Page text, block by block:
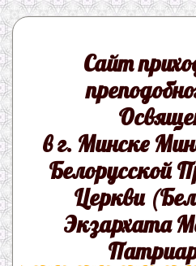
Сайт
в г. Минске
Белорусской
Церкви
Экзархата